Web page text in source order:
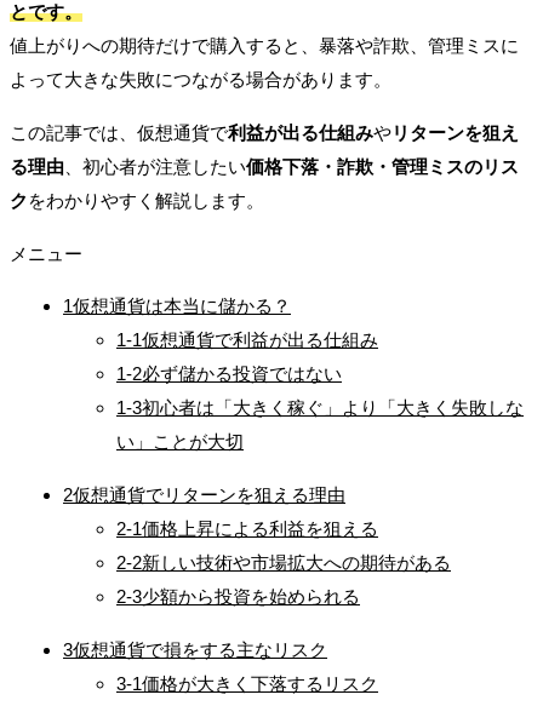
とです。
値上がりへの期待だけで購入すると、暴落や詐欺、管理ミスに
よって大きな失敗につながる場合があります。
この記事では、仮想通貨で利益が出る仕組みやリターンを狙え
る理由、初心者が注意したい価格下落・詐欺・管理ミスのリス
ク をわかりやすく解説します。
メニュー
1仮想通貨は本当に儲かる？
1-1仮想通貨で利益が出る仕組み
1-2必ず儲かる投資ではない
1-3初心者は「大きく稼ぐ」より「大きく失敗しな
い」ことが大切
2仮想通貨でリターンを狙える理由
2-1価格上昇による利益を狙える
2-2新しい技術や市場拡大への期待がある
2-3少額から投資を始められる
3仮想通貨で損をする主なリスク
3-1価格が大きく下落するリスク